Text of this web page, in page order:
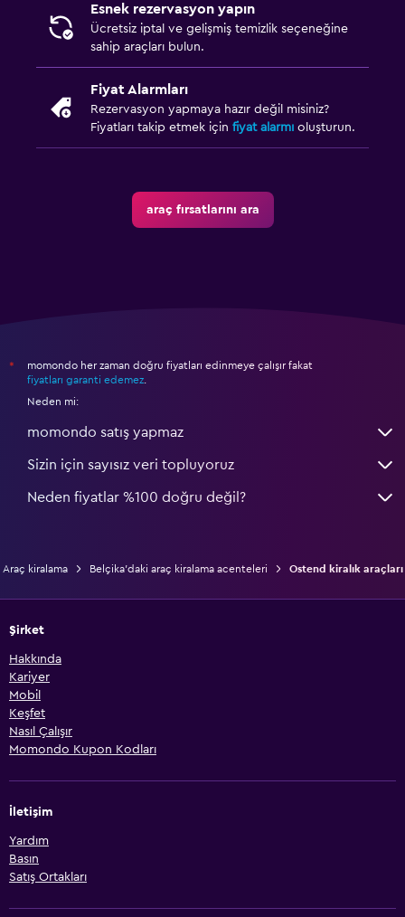
Esnek rezervasyon yapın
Ücretsiz iptal ve gelişmiş temizlik seçeneğine
sahip araçları bulun.
Fiyat Alarmları
Rezervasyon yapmaya hazır değil misiniz?
Fiyatları takip etmek için fiyat alarmı oluşturun.
araç fırsatlarını ara
*
momondo her zaman doğru fiyatları edinmeye çalışır fakat
fiyatları garanti edemez.
Neden mi:
momondo satış yapmaz
Sizin için sayısız veri topluyoruz
Neden fiyatlar %100 doğru değil?
Araç kiralama Belçika'daki araç kiralama acenteleri Ostend kiralık araçları
Şirket
Hakkında
Kariyer
Mobil
Keşfet
Nasıl Çalışır
Momondo Kupon Kodları
İletişim
Yardım
Basın
Satış Ortakları